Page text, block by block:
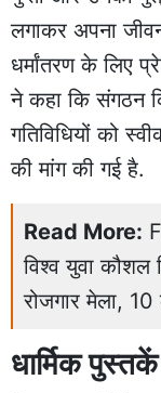
लगाकर अपना
धर्मांतरण के लिए
ने कहा कि संगठन
गतिविधियों को
की मांग की गई है.
Read More:
विश्व युवा
रोजगार मेला, 10
धार्मिक